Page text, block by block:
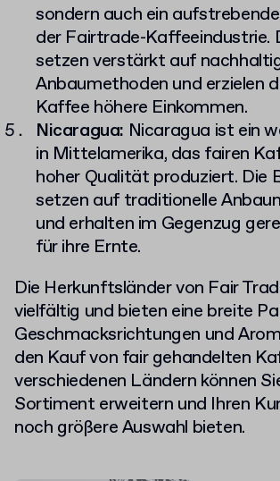
sondern auch ein
der Fairtrade-Kaffeeindustrie.
setzen verstärkt auf
Anbaumethoden und erzielen
Kaffee höhere Einkommen.
Nicaragua: Nicaragua ist ein
in Mittelamerika, das fairen
hoher Qualität produziert. Die
setzen auf traditionelle
und erhalten im Gegenzug
für ihre Ernte.
Die Herkunftsländer von Fair
vielfältig und bieten eine breite
Geschmacksrichtungen und
den Kauf von fair gehandelten
verschiedenen Ländern können
Sortiment erweitern und Ihren
noch größere Auswahl bieten.